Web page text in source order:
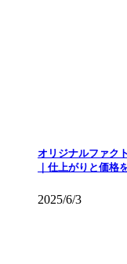
オリジナルファク
｜仕上がりと価格
2025/6/3